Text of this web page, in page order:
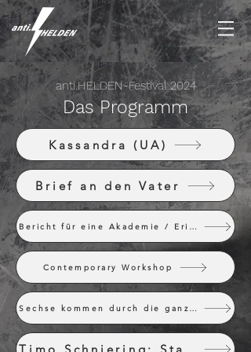
anti.HELDEN-Festival 2024
Das Programm
Kassandra (UA)
Brief an den Vater
Bericht für eine Akademie / Erinnern an Kafka
Contemporary Workshop
Sechse kommen durch die ganze Welt